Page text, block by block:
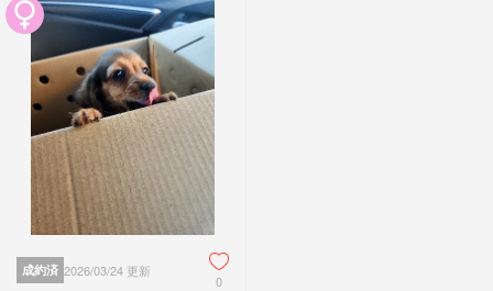
成約済 2026/03/24 更新
0